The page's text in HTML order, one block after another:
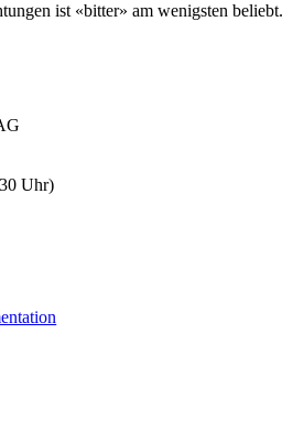
ist «bitter» am wenigsten beliebt.
Uhr)